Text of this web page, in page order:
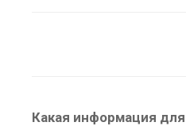
Какая информация